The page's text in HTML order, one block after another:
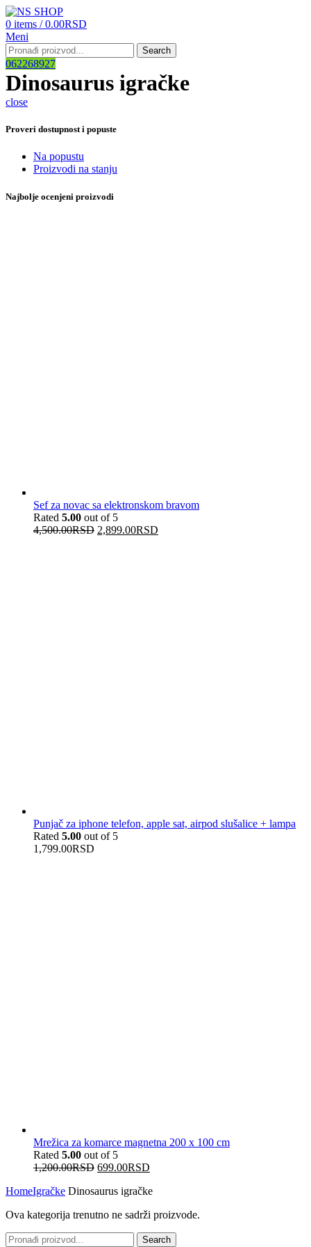
0 items / 0.00RSD
Meni
Search
062268927
Dinosaurus igračke
close
Proveri dostupnost i popuste
Na popustu
Proizvodi na stanju
Najbolje ocenjeni proizvodi
Sef za novac sa elektronskom bravom
Rated 5.00 out of 5
4,500.00RSD 2,899.00RSD
Punjač za iphone telefon, apple sat, airpod slušalice + lampa
Rated 5.00 out of 5
1,799.00RSD
Mrežica za komarce magnetna 200 x 100 cm
Rated 5.00 out of 5
1,200.00RSD 699.00RSD
HomeIgračke Dinosaurus igračke
Ova kategorija trenutno ne sadrži proizvode.
Search